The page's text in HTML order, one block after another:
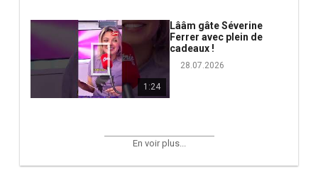
1:24
Lââm gâte Séverine
Ferrer avec plein de
cadeaux !
28.07.2026
En voir plus...